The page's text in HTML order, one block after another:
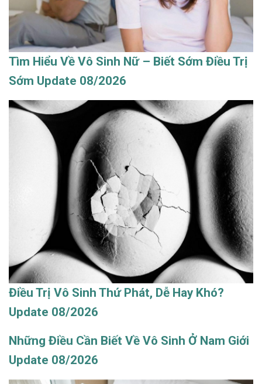
Tìm Hiểu Về Vô Sinh Nữ – Biết Sớm Điều Trị
Sớm Update 08/2026
Điều Trị Vô Sinh Thứ Phát, Dễ Hay Khó?
Update 08/2026
Những Điều Cần Biết Về Vô Sinh Ở Nam Giới
Update 08/2026